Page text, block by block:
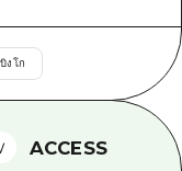
บิงโก
ACCESS